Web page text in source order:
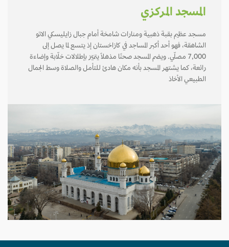
المسجد المركزي
مسجد عظيم بقبة ذهبية ومنارات شامخة أمام جبال زايليسكي الاتو
الشاهقة، فهو أحد أكبر المساجد في كازاخستان إذ يتسع لما يصل إلى
7,000 مصلّي. ويضم المسجد صحنًا مذهلًا يتميّز بإطلالات خلّابة وإضاءة
رائعة، كما يشتهر المسجد بأنه مكان هادئ للتأمل والصلاة وسط الجمال
الطبيعي الأخاذ